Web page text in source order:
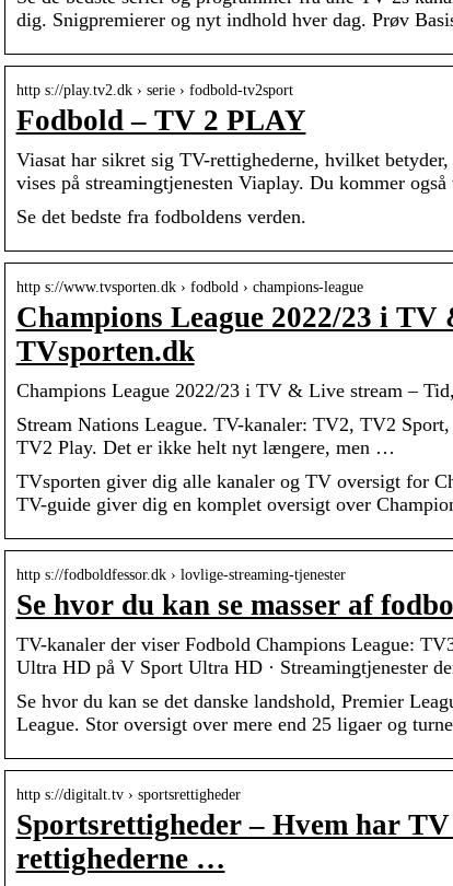
dig. Snigpremierer og nyt indhold hver dag. Prøv
http s://play.tv2.dk › serie › fodbold-tv2sport
Fodbold – TV 2 PLAY
Viasat har sikret sig TV-rettighederne, hvilket
vises på streamingtjenesten Viaplay. Du kommer
Se det bedste fra fodboldens verden.
http s://www.tvsporten.dk › fodbold › champions-league
Champions League 2022/23 i TV
TVsporten.dk
Champions League 2022/23 i TV & Live stream –
Stream Nations League. TV-kanaler: TV2, TV2
TV2 Play. Det er ikke helt nyt længere, men …
TVsporten giver dig alle kanaler og TV oversigt for
TV-guide giver dig en komplet oversigt over
http s://fodboldfessor.dk › lovlige-streaming-tjenester
Se hvor du kan se masser af
TV-kanaler der viser Fodbold Champions League:
Ultra HD på V Sport Ultra HD · Streamingtjenester
Se hvor du kan se det danske landshold, Premier
League. Stor oversigt over mere end 25 ligaer og
http s://digitalt.tv › sportsrettigheder
Sportsrettigheder – Hvem har
rettighederne …